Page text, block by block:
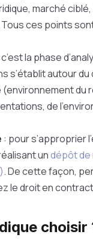
marché
Tous ces points
c’est la phase
s’établit autour
(environnement
de
: pour s’approprier
undépôt de
. De cette façon,
le droit en
choisir